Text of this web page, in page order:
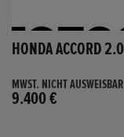
MWST. NICHT AUSWEISBAR
9.400 €